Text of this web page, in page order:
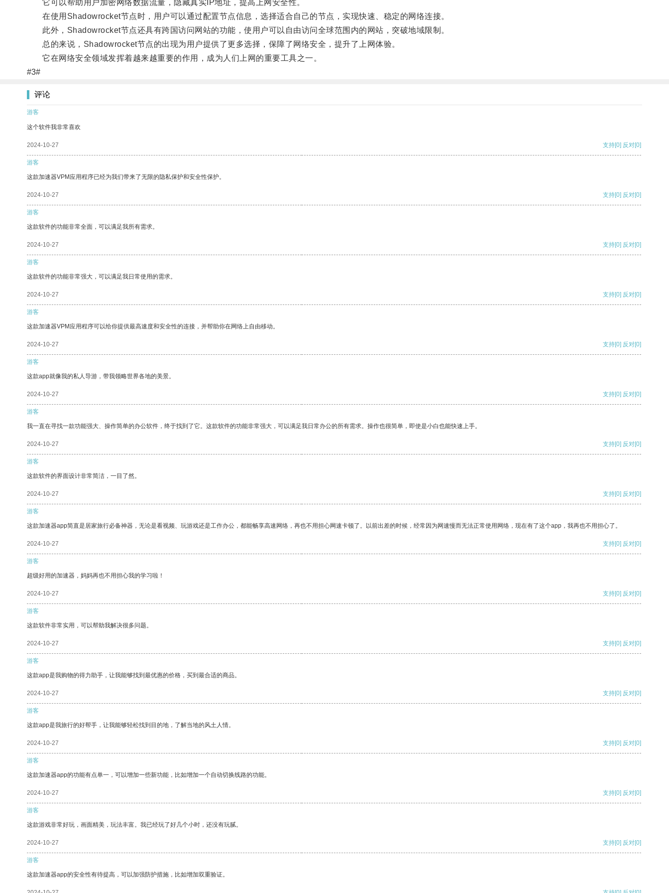
它可以帮助用户加密网络数据流量，隐藏真实IP地址，提高上网安全性。
在使用Shadowrocket节点时，用户可以通过配置节点信息，选择适合自己的节点，实现快速、稳定的网络连接。
此外，Shadowrocket节点还具有跨国访问网站的功能，使用户可以自由访问全球范围内的网站，突破地域限制。
总的来说，Shadowrocket节点的出现为用户提供了更多选择，保障了网络安全，提升了上网体验。
它在网络安全领域发挥着越来越重要的作用，成为人们上网的重要工具之一。
#3#
评论
游客
这个软件我非常喜欢
2024-10-27 支持[0] 反对[0]
游客
这款加速器VPM应用程序已经为我们带来了无限的隐私保护和安全性保护。
2024-10-27 支持[0] 反对[0]
游客
这款软件的功能非常全面，可以满足我所有需求。
2024-10-27 支持[0] 反对[0]
游客
这款软件的功能非常强大，可以满足我日常使用的需求。
2024-10-27 支持[0] 反对[0]
游客
这款加速器VPM应用程序可以给你提供最高速度和安全性的连接，并帮助你在网络上自由移动。
2024-10-27 支持[0] 反对[0]
游客
这款app就像我的私人导游，带我领略世界各地的美景。
2024-10-27 支持[0] 反对[0]
游客
我一直在寻找一款功能强大、操作简单的办公软件，终于找到了它。这款软件的功能非常强大，可以满足我日常办公的所有需求。操作也很简单，即使是小白也能快速上手。
2024-10-27 支持[0] 反对[0]
游客
这款软件的界面设计非常简洁，一目了然。
2024-10-27 支持[0] 反对[0]
游客
这款加速器app简直是居家旅行必备神器，无论是看视频、玩游戏还是工作办公，都能畅享高速网络，再也不用担心网速卡顿了。以前出差的时候，经常因为网速慢而无法正常使用网络，现在有了这个app，我再也不用担心了。
2024-10-27 支持[0] 反对[0]
游客
超级好用的加速器，妈妈再也不用担心我的学习啦！
2024-10-27 支持[0] 反对[0]
游客
这款软件非常实用，可以帮助我解决很多问题。
2024-10-27 支持[0] 反对[0]
游客
这款app是我购物的得力助手，让我能够找到最优惠的价格，买到最合适的商品。
2024-10-27 支持[0] 反对[0]
游客
这款app是我旅行的好帮手，让我能够轻松找到目的地，了解当地的风土人情。
2024-10-27 支持[0] 反对[0]
游客
这款加速器app的功能有点单一，可以增加一些新功能，比如增加一个自动切换线路的功能。
2024-10-27 支持[0] 反对[0]
游客
这款游戏非常好玩，画面精美，玩法丰富。我已经玩了好几个小时，还没有玩腻。
2024-10-27 支持[0] 反对[0]
游客
这款加速器app的安全性有待提高，可以加强防护措施，比如增加双重验证。